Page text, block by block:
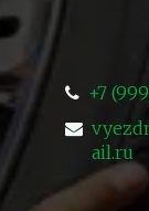
+7
ail.ru